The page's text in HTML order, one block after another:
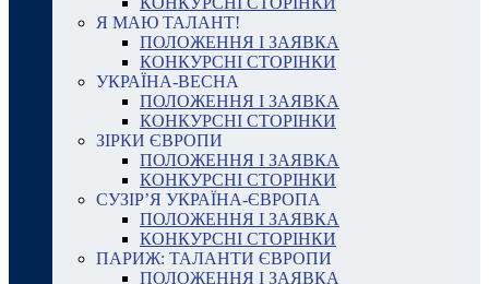
Я МАЮ ТАЛАНТ!
ПОЛОЖЕННЯ І ЗАЯВКА
КОНКУРСНІ СТОРІНКИ
УКРАЇНА-ВЕСНА
ПОЛОЖЕННЯ І ЗАЯВКА
КОНКУРСНІ СТОРІНКИ
ЗІРКИ ЄВРОПИ
ПОЛОЖЕННЯ І ЗАЯВКА
КОНКУРСНІ СТОРІНКИ
СУЗІР’Я УКРАЇНА-ЄВРОПА
ПОЛОЖЕННЯ І ЗАЯВКА
КОНКУРСНІ СТОРІНКИ
ПАРИЖ: ТАЛАНТИ ЄВРОПИ
ПОЛОЖЕННЯ І ЗАЯВКА